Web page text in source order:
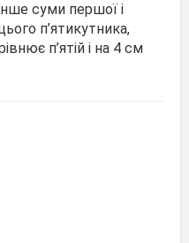
суми першої і
п’ятикутника,
п’ятій і на 4 см